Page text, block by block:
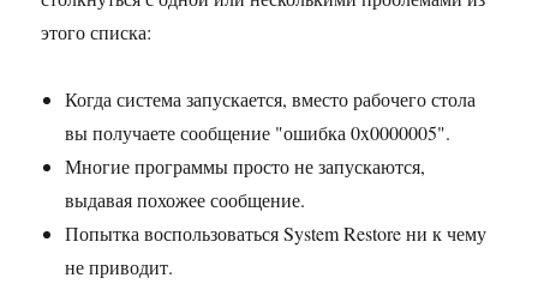
этого списка:
Когда система запускается, вместо рабочего стола
вы получаете сообщение "ошибка 0x0000005".
Многие программы просто не запускаются,
выдавая похожее сообщение.
Попытка воспользоваться System Restore ни к чему
не приводит.